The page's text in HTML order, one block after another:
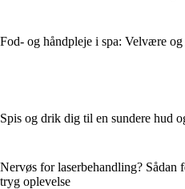
Fod- og håndpleje i spa: Velvære
Spis og drik dig til en sundere hud
Nervøs for laserbehandling? Sådan
tryg oplevelse